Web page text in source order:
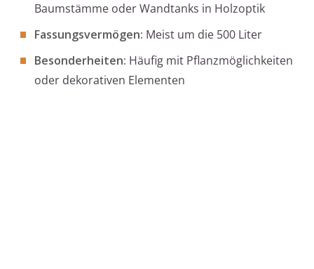
Baumstämme oder Wandtanks in Holzoptik
Fassungsvermögen: Meist um die 500 Liter
Besonderheiten: Häufig mit Pflanzmöglichkeiten
oder dekorativen Elementen